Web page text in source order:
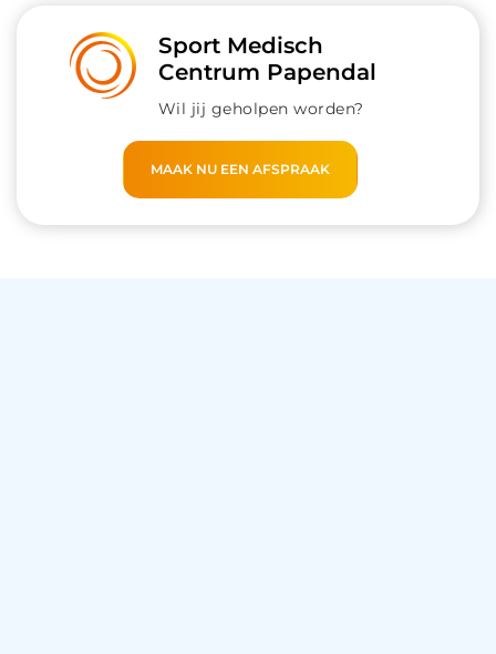
Sport Medisch
Centrum Papendal
Wil jij geholpen worden?
MAAK NU EEN AFSPRAAK